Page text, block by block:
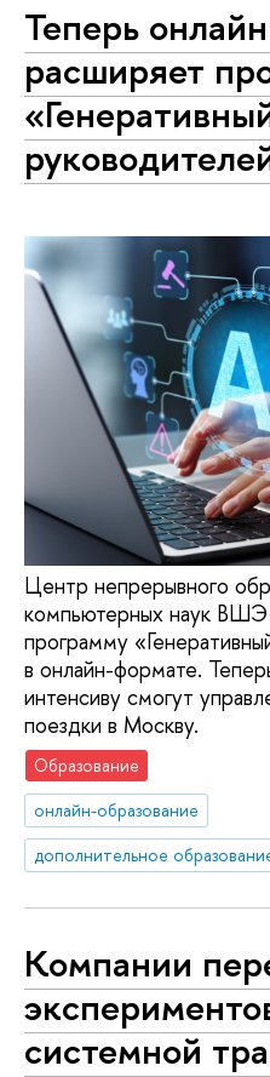
Теперь
расширяет
Центр непрерывного
компьютерных наук ВШЭ
программу
в онлайн-формате.
интенсиву смогут
поездки в Москву.
Образование
онлайн-образование
дополнительное
Компании
системной